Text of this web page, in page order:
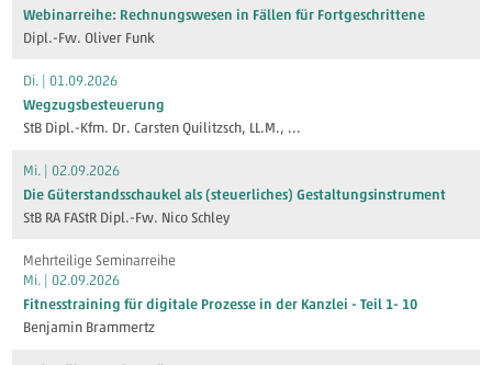
Webinarreihe: Rechnungswesen in Fällen für Fortgeschrittene
Dipl.-Fw. Oliver Funk
Di. | 01.09.2026
Wegzugsbesteuerung
StB Dipl.-Kfm. Dr. Carsten Quilitzsch, LL.M., ...
Mi. | 02.09.2026
Die Güterstandsschaukel als (steuerliches) Gestaltungsinstrument
StB RA FAStR Dipl.-Fw. Nico Schley
Mehrteilige Seminarreihe
Mi. | 02.09.2026
Fitnesstraining für digitale Prozesse in der Kanzlei - Teil 1- 10
Benjamin Brammertz